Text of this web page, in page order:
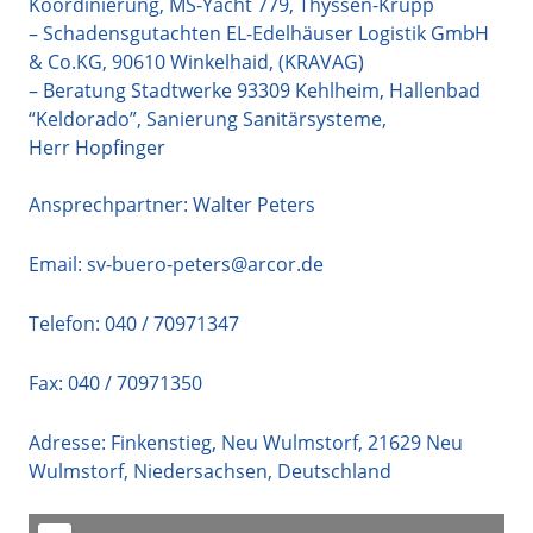
– Schadensgutachten EL-Edelhäuser Logistik GmbH
& Co.KG, 90610 Winkelhaid, (KRAVAG)
– Beratung Stadtwerke 93309 Kehlheim, Hallenbad
“Keldorado”, Sanierung Sanitärsysteme,
Herr Hopfinger
Ansprechpartner: Walter Peters
Email: sv-buero-peters@arcor.de
Telefon: 040 / 70971347
Fax: 040 / 70971350
Adresse: Finkenstieg, Neu Wulmstorf, 21629 Neu
Wulmstorf, Niedersachsen, Deutschland